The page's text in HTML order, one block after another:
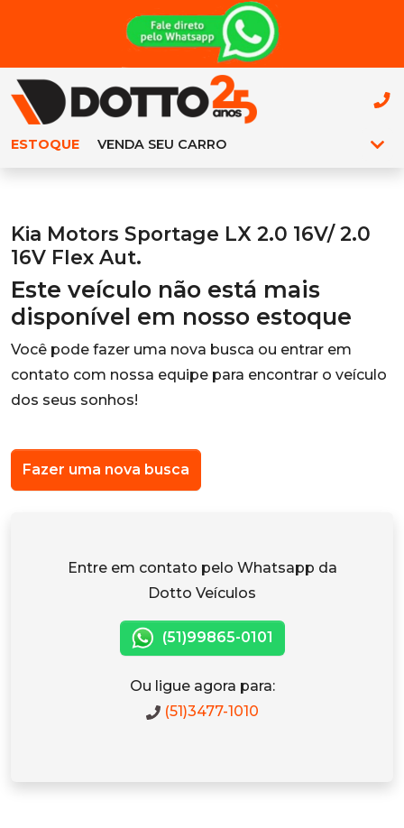
ESTOQUE VENDA SEU CARRO
Kia Motors Sportage LX 2.0 16V/ 2.0
16V Flex Aut.
Este veículo não está mais
disponível em nosso estoque
Você pode fazer uma nova busca ou entrar em
contato com nossa equipe para encontrar o veículo
dos seus sonhos!
Fazer uma nova busca
Entre em contato pelo Whatsapp da
Dotto Veículos
(51)99865-0101
Ou ligue agora para:
(51)3477-1010